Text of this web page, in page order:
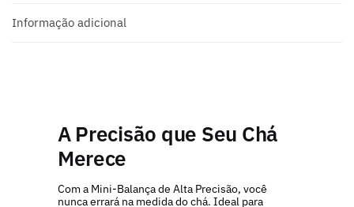
Informação adicional
A Precisão que Seu Chá
Merece
Com a Mini-Balança de Alta Precisão, você
nunca errará na medida do chá. Ideal para